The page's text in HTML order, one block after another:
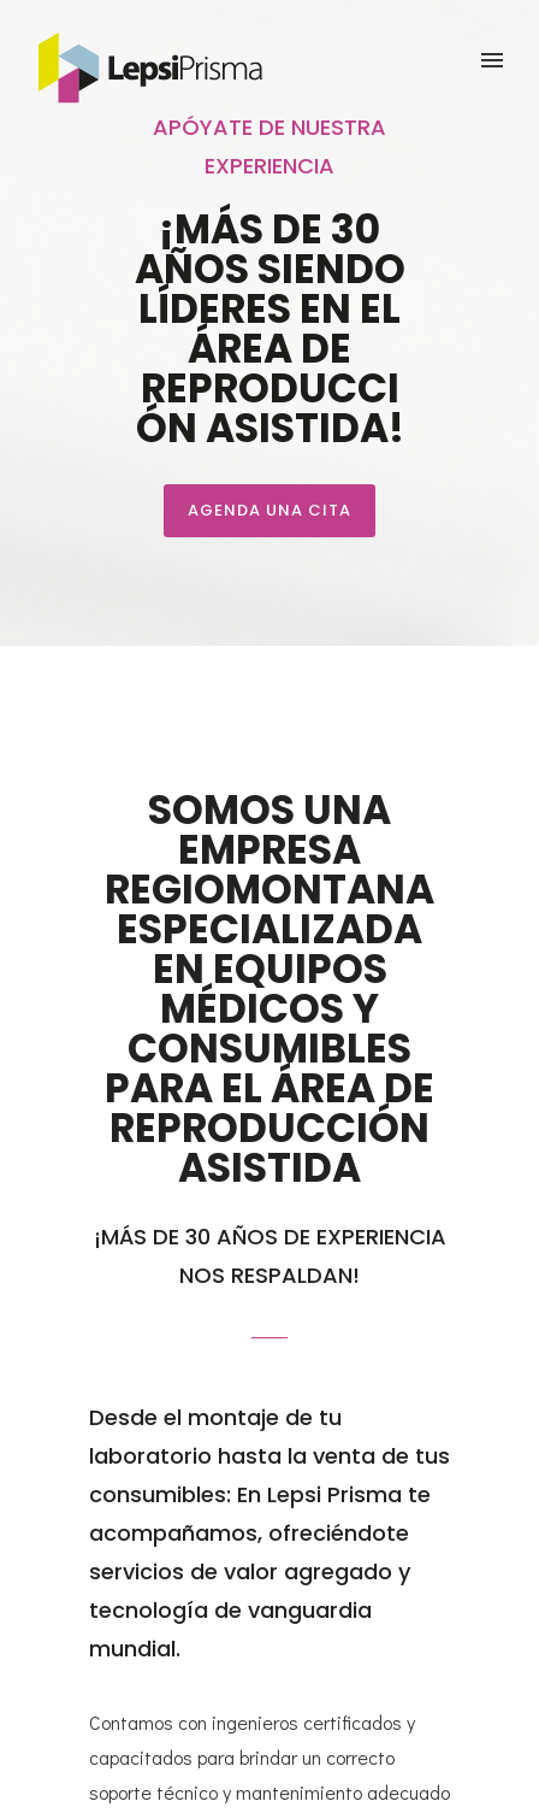
APÓYATE DE NUESTRA
EXPERIENCIA
¡MÁS DE 30
AÑOS SIENDO
LÍDERES EN EL
ÁREA DE
REPRODUCCI
ÓN ASISTIDA!
AGENDA UNA CITA
SOMOS UNA
EMPRESA
REGIOMONTANA
ESPECIALIZADA
EN EQUIPOS
MÉDICOS Y
CONSUMIBLES
PARA EL ÁREA DE
REPRODUCCIÓN
ASISTIDA
¡MÁS DE 30 AÑOS DE EXPERIENCIA
NOS RESPALDAN!
Desde el montaje de tu
laboratorio hasta la venta de tus
consumibles: En Lepsi Prisma te
acompañamos, ofreciéndote
servicios de valor agregado y
tecnología de vanguardia
mundial.
Contamos con ingenieros certificados y
capacitados para brindar un correcto
soporte técnico y mantenimiento adecuado